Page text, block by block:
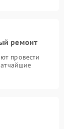
ремонт
провести